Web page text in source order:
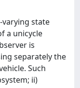
state
a unicycle
is
separately the
Such
ii)